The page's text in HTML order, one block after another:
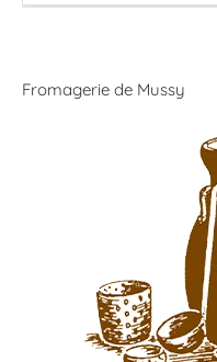
Fromagerie de Mussy